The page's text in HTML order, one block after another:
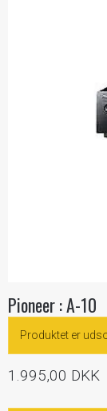
Pioneer : A-10
Produktet er
1.995,00 DKK